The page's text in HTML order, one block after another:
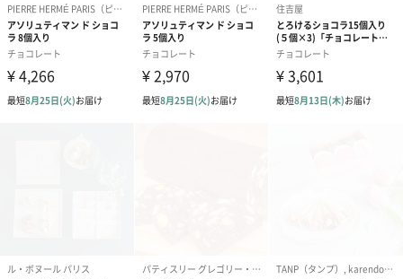
【原材料】
カフェ ラテ：加工粉乳（生乳、脱脂粉乳、バターオイ
ル）、コーヒー、脱脂粉乳、デキストリン、砂糖、乳
糖、植物油脂／pH調整剤、カゼインNa
キャラメル ラテ：砂糖、加工粉乳（生乳、脱脂粉乳、
バターオイル）、コーヒー、デキストリン、乳糖、植
物油脂／pH調整剤、カゼインNa、香料